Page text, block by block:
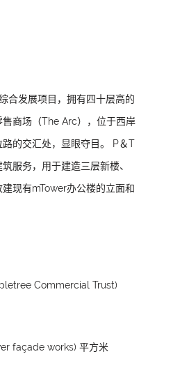
合发展项目，拥有四十层高的
商场（The Arc），位于西岸
的交汇处，显眼夺目。 P＆T
服务，用于建造三层新楼、
现有mTower办公楼的立面和
Commercial Trust)
façade works) 平方米